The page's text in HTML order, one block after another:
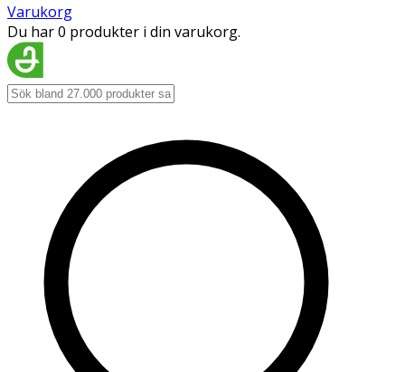
Varukorg
Du har 0 produkter i din varukorg.